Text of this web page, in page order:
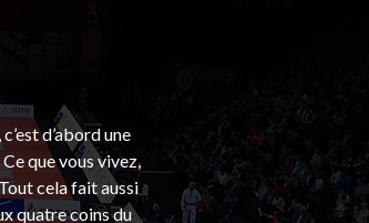
d’abord une
que vous vivez,
cela fait aussi
quatre coins du